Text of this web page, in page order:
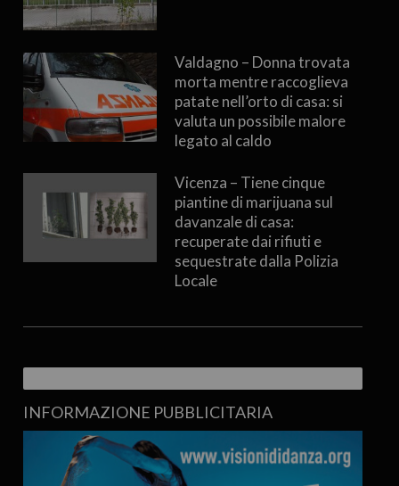
Valdagno – Donna trovata
morta mentre raccoglieva
patate nell’orto di casa: si
valuta un possibile malore
legato al caldo
Vicenza – Tiene cinque
piantine di marijuana sul
davanzale di casa:
recuperate dai rifiuti e
sequestrate dalla Polizia
Locale
INFORMAZIONE PUBBLICITARIA